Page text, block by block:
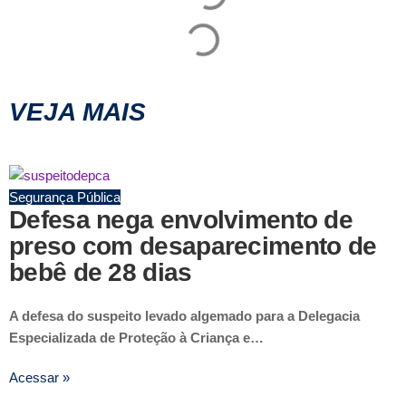
VEJA MAIS
Segurança Pública
Defesa nega envolvimento de
preso com desaparecimento de
bebê de 28 dias
A defesa do suspeito levado algemado para a Delegacia
Especializada de Proteção à Criança e…
Acessar »